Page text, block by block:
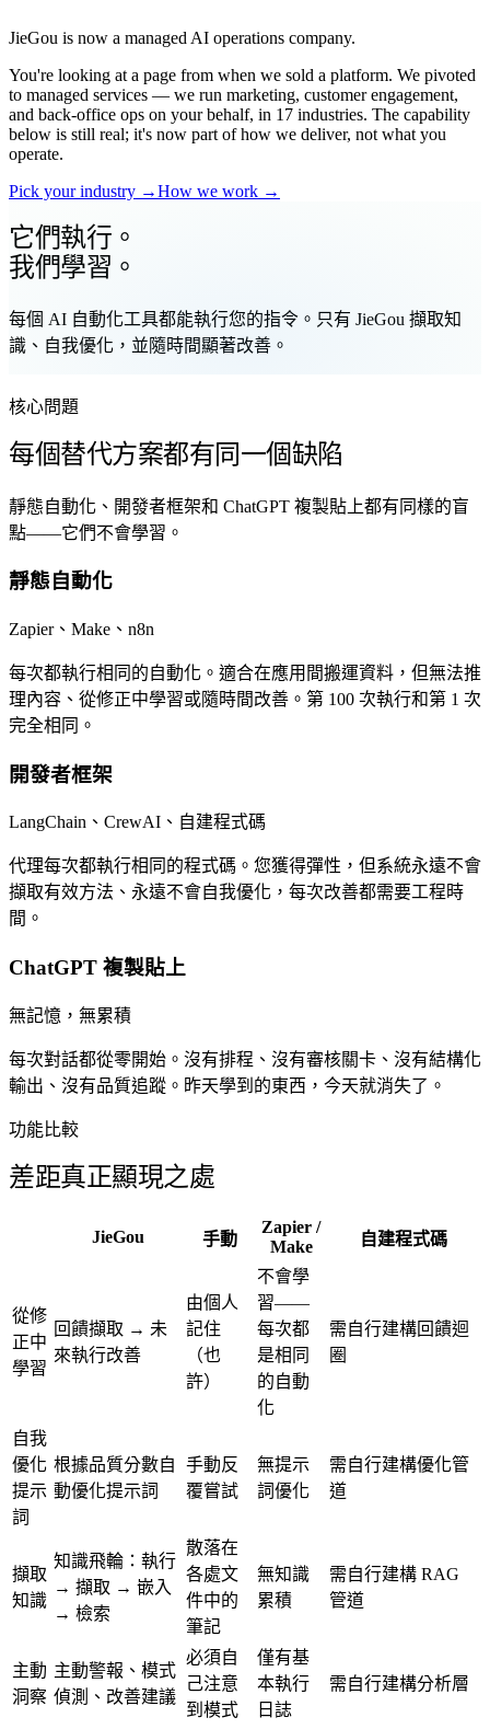
JieGou is now a managed AI operations company.
You're looking at a page from when we sold a platform. We pivoted
to managed services — we run marketing, customer engagement,
and back-office ops on your behalf, in 17 industries. The capability
below is still real; it's now part of how we deliver, not what you
operate.
Pick your industry →How we work →
它們執行。
我們學習。
每個 AI 自動化工具都能執行您的指令。只有 JieGou 擷取知
識、自我優化，並隨時間顯著改善。
核心問題
每個替代方案都有同一個缺陷
靜態自動化、開發者框架和 ChatGPT 複製貼上都有同樣的盲
點——它們不會學習。
靜態自動化
Zapier、Make、n8n
每次都執行相同的自動化。適合在應用間搬運資料，但無法推
理內容、從修正中學習或隨時間改善。第 100 次執行和第 1 次
完全相同。
開發者框架
LangChain、CrewAI、自建程式碼
代理每次都執行相同的程式碼。您獲得彈性，但系統永遠不會
擷取有效方法、永遠不會自我優化，每次改善都需要工程時
間。
ChatGPT 複製貼上
無記憶，無累積
每次對話都從零開始。沒有排程、沒有審核關卡、沒有結構化
輸出、沒有品質追蹤。昨天學到的東西，今天就消失了。
功能比較
差距真正顯現之處
JieGou 手動
Zapier /
Make
自建程式碼
從修
正中
學習
回饋擷取 → 未
來執行改善
由個人
記住
（也
許）
不會學
習——
每次都
是相同
的自動
化
需自行建構回饋迴
圈
自我
優化
提示
詞
根據品質分數自
動優化提示詞
手動反
覆嘗試
無提示
詞優化
需自行建構優化管
道
擷取
知識
知識飛輪：執行
→ 擷取 → 嵌入
→ 檢索
散落在
各處文
件中的
筆記
無知識
累積
需自行建構 RAG
管道
主動
洞察
主動警報、模式
偵測、改善建議
必須自
己注意
到模式
僅有基
本執行
日誌
需自行建構分析層